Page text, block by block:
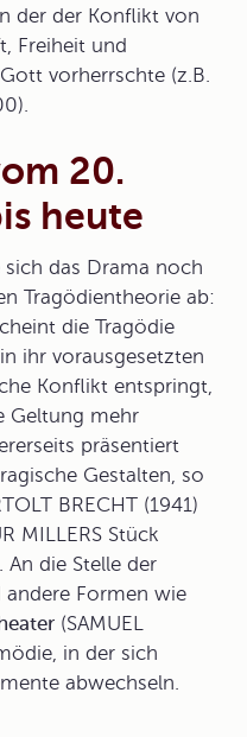
der der Konflikt von
Freiheit und
vorherrschte (z.B.
20.
heute
das Drama noch
Tragödientheorie ab:
die Tragödie
ihr vorausgesetzten
Konflikt entspringt,
Geltung mehr
präsentiert
Gestalten, so
BRECHT (1941)
MILLERS Stück
An die Stelle der
Formen wie
(SAMUEL
in der sich
abwechseln.